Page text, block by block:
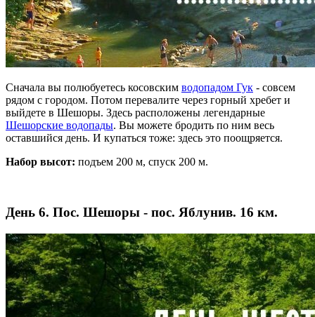
Сначала вы полюбуетесь косовским водопадом Гук - совсем
рядом с городом. Потом перевалите через горный хребет и
выйдете в Шешоры. Здесь расположены легендарные
Шешорские водопады. Вы можете бродить по ним весь
оставшийся день. И купаться тоже: здесь это поощряется.
Набор высот: подъем 200 м, спуск 200 м.
День 6. Пос. Шешоры - пос. Яблунив. 16 км.